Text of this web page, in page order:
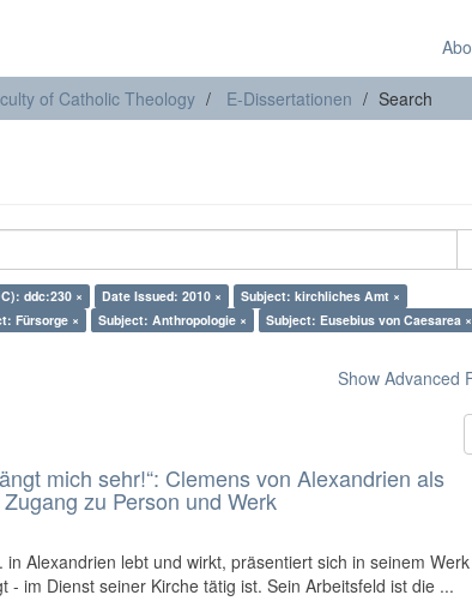
of Catholic Theology E-Dissertationen Search
ddc:230 × Date Issued: 2010 ×
Subject: kirchliches Amt ×
Fürsorge × Subject: Anthropologie ×
Subject: Eusebius von Caesarea ×
Show Advanced
mich sehr!“: Clemens von Alexandrien als
zu Person und Werk
Alexandrien lebt und wirkt, präsentiert sich in seinem
im Dienst seiner Kirche tätig ist. Sein Arbeitsfeld ist die ...